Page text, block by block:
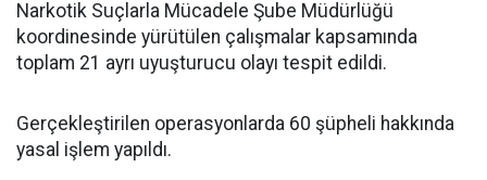
Narkotik Suçlarla Mücadele Şube Müdürlüğü
koordinesinde yürütülen çalışmalar kapsamında
toplam 21 ayrı uyuşturucu olayı tespit edildi.
Gerçekleştirilen operasyonlarda 60 şüpheli hakkında
yasal işlem yapıldı.